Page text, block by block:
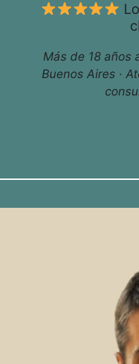
Más de 18 años
Buenos Aires ·